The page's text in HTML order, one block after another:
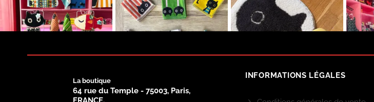
La boutique
64 rue du Temple - 75003, Paris,
FRANCE.
INFORMATIONS LÉGALES